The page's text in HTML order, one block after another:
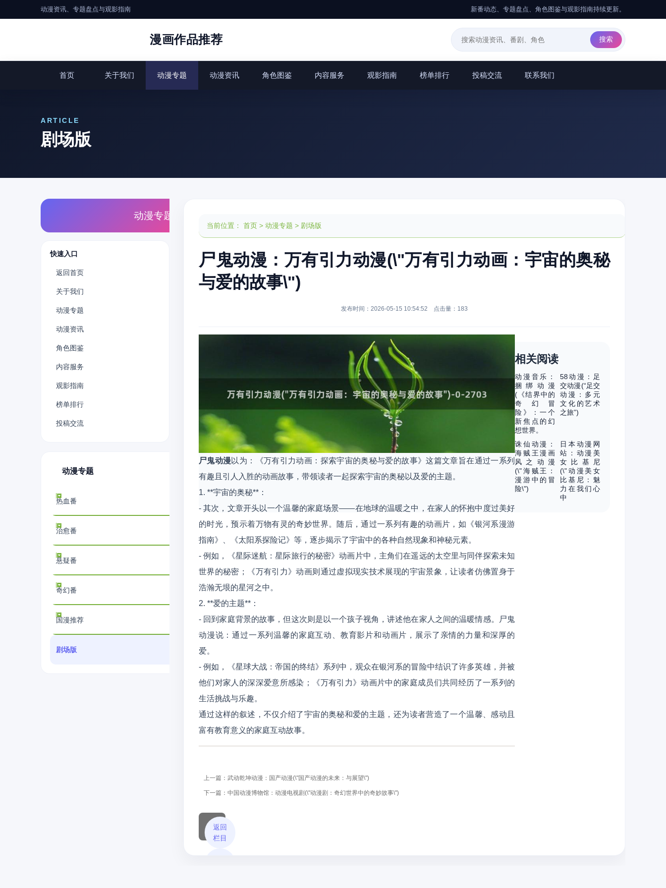
动漫资讯、专题盘点与观影指南 新番动态、专题盘点、角色图鉴与观影指南持续更新。
漫画作品推荐
首页 关于我们 动漫专题 动漫资讯 角色图鉴 内容服务 观影指南 榜单排行 投稿交流 联系我们
ARTICLE
剧场版
动漫专题
快速入口
返回首页
关于我们
动漫专题
动漫资讯
角色图鉴
内容服务
观影指南
榜单排行
投稿交流
动漫专题
热血番
治愈番
悬疑番
奇幻番
国漫推荐
剧场版
当前位置： 首页 > 动漫专题 > 剧场版
尸鬼动漫：万有引力动漫(\"万有引力动画：宇宙的奥秘
与爱的故事\")
发布时间：2026-05-15 10:54:52 点击量： 183
尸鬼动漫 以为：《万有引力动画：探索宇宙的奥秘与爱的故事》这篇文章旨在通过一系列
有趣且引人入胜的动画故事，带领读者一起探索宇宙的奥秘以及爱的主题。
1. **宇宙的奥秘**：
- 其次，文章开头以一个温馨的家庭场景——在地球的温暖之中，在家人的怀抱中度过美好
的时光，预示着万物有灵的奇妙世界。随后，通过一系列有趣的动画片，如《银河系漫游
指南》、《太阳系探险记》等，逐步揭示了宇宙中的各种自然现象和神秘元素。
- 例如，《星际迷航：星际旅行的秘密》动画片中，主角们在遥远的太空里与同伴探索未知
世界的秘密；《万有引力》动画则通过虚拟现实技术展现的宇宙景象，让读者仿佛置身于
浩瀚无垠的星河之中。
2. **爱的主题**：
- 回到家庭背景的故事，但这次则是以一个孩子视角，讲述他在家人之间的温暖情感。尸鬼
动漫说：通过一系列温馨的家庭互动、教育影片和动画片，展示了亲情的力量和深厚的
爱。
- 例如，《星球大战：帝国的终结》系列中，观众在银河系的冒险中结识了许多英雄，并被
他们对家人的深深爱意所感染；《万有引力》动画片中的家庭成员们共同经历了一系列的
生活挑战与乐趣。
通过这样的叙述，不仅介绍了宇宙的奥秘和爱的主题，还为读者营造了一个温馨、感动且
富有教育意义的家庭互动故事。
相关阅读
动漫音乐：
捆绑动漫
(《结界中的
奇幻冒
险》：一个
新焦点的幻
想世界。
58动漫：足
交动漫(“足交
动漫：多元
文化的艺术
之旅”)
诛仙动漫：
海贼王漫画
风之动漫
(\"海贼王：
漫游中的冒
险\")
日本动漫网
站：动漫美
女比基尼
(\"动漫美女
比基尼：魅
力在我们心
中
上一篇：武动乾坤动漫：国产动漫(\"国产动漫的未来：与展望\")
下一篇：中国动漫博物馆：动漫电视剧(\"动漫剧：奇幻世界中的奇妙故事\")
返回
栏目